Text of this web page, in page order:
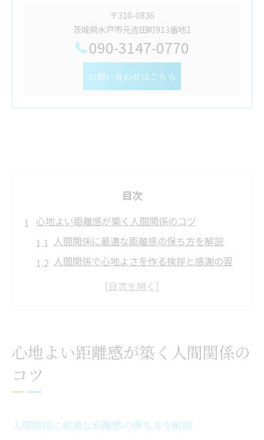
〒310-0836
茨城県水戸市元吉田町913番地1
090-3147-0770
お問い合わせはこちら
目次
心地よい距離感が築く人間関係のコツ
人間関係に最適な距離感の保ち方を解説
人間関係で心地よさを作る挨拶と感謝の習
ストレスを減らす職場人間関係改善術
心地よい距離感が築く人間関係の
コツ
人間関係に最適な距離感の保ち方を解説